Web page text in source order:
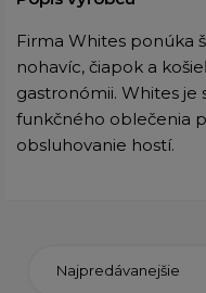
Firma Whites ponúka
nohavíc, čiapok a
gastronómii. Whites
funkčného oblečenia
obsluhovanie hostí.
Najpredávanejšie